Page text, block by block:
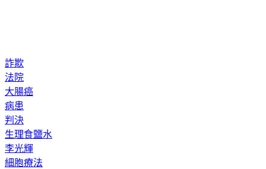
詐欺
法院
大腸癌
病患
判決
生理食鹽水
李光輝